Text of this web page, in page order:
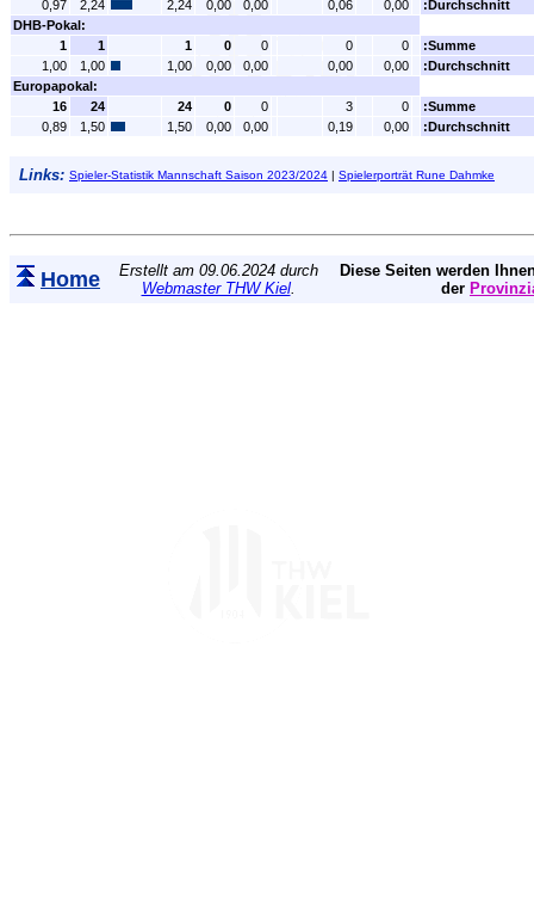
0,97
2,24 2,24 0,00 0,00 0,06 0,00
:Durchschnitt
DHB-Pokal:
1
1 1 0 0 0 0
:Summe
1,00
1,00 1,00 0,00 0,00 0,00 0,00
:Durchschnitt
Europapokal:
16
24 24 0 0 3 0
:Summe
0,89
1,50 1,50 0,00 0,00 0,19 0,00 :Durchschnitt
Links: Spieler-Statistik Mannschaft Saison 2023/2024 | Spielerporträt Rune Dahmke
Home
Erstellt am 09.06.2024 durch
Webmaster THW Kiel.
Diese Seiten werden
der